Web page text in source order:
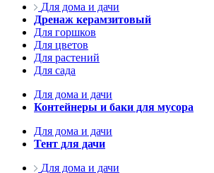
Для дома и дачи
Дренаж керамзитовый
Для горшков
Для цветов
Для растений
Для сада
Для дома и дачи
Контейнеры и баки для мусора
Для дома и дачи
Тент для дачи
Для дома и дачи